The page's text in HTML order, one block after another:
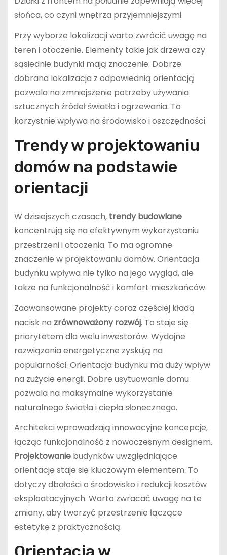
słońca, co czyni wnętrza przyjemniejszymi.
Przy wyborze lokalizacji warto zwrócić uwagę na
teren i otoczenie. Elementy takie jak drzewa czy
sąsiednie budynki mają znaczenie. Dobrze
dobrana lokalizacja z odpowiednią orientacją
pozwala na zmniejszenie potrzeby używania
sztucznych źródeł światła i ogrzewania. To
korzystnie wpływa na środowisko i oszczędności.
Trendy w projektowaniu
domów na podstawie
orientacji
W dzisiejszych czasach, trendy budowlane
koncentrują się na efektywnym wykorzystaniu
przestrzeni i otoczenia. To ma ogromne
znaczenie w projektowaniu domów. Orientacja
budynku wpływa nie tylko na jego wygląd, ale
także na funkcjonalność i komfort mieszkańców.
Zaawansowane projekty coraz częściej kładą
nacisk na zrównoważony rozwój. To staje się
priorytetem dla wielu inwestorów. Wydajne
rozwiązania energetyczne zyskują na
popularności. Orientacja budynku ma duży wpływ
na zużycie energii. Dobre usytuowanie domu
pozwala na maksymalne wykorzystanie
naturalnego światła i ciepła słonecznego.
Architekci wprowadzają innowacyjne koncepcje,
łącząc funkcjonalność z nowoczesnym designem.
Projektowaniebudynków uwzględniające
orientację staje się kluczowym elementem. To
dotyczy dbałości o środowisko i redukcji kosztów
eksploatacyjnych. Warto zwracać uwagę na te
zmiany, aby tworzyć przestrzenie łączące
estetykę z praktycznością.